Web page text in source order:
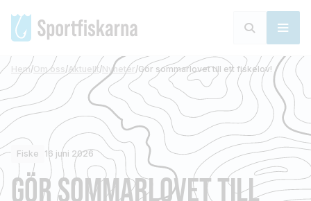
Hem/Om oss/Aktuellt/Nyheter/Gör sommarlovet till ett fiskelov!
Fiske 16 juni 2026
GÖR SOMMARLOVET TILL